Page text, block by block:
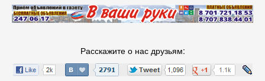
Расскажите о нас друзьям: